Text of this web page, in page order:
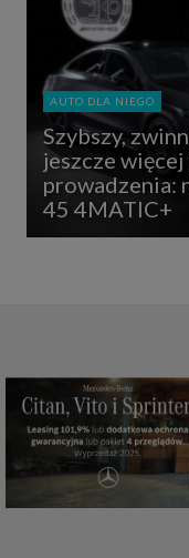
AUTO DLA NIEGO
Szybszy,
jeszcze
prowadzenia:
45 4MATIC+